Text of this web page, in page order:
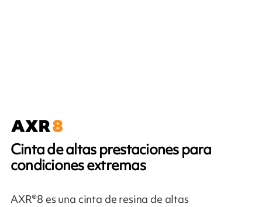
Cinta de altas prestaciones para
condiciones extremas
AXR®8 es una cinta de resina de altas